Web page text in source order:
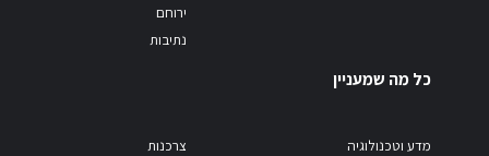
ירוחם
נתיבות
כל מה שמעניין
מדע וטכנולוגיה
צרכנות